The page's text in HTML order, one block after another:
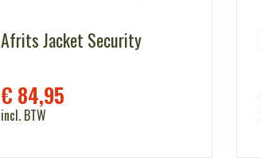
Afrits Jacket Security
€ 84,95
incl. BTW